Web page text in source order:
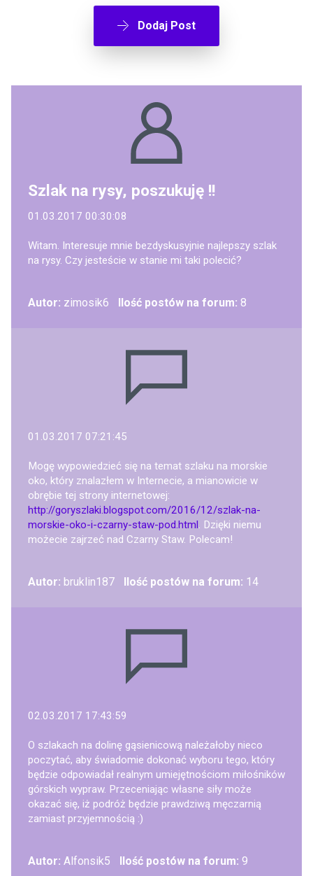
Dodaj Post
Szlak na rysy, poszukuję !!
01.03.2017 00:30:08
Witam. Interesuje mnie bezdyskusyjnie najlepszy szlak
na rysy. Czy jesteście w stanie mi taki polecić?
Autor: zimosik6 Ilość postów na forum: 8
01.03.2017 07:21:45
Mogę wypowiedzieć się na temat szlaku na morskie
oko, który znalazłem w Internecie, a mianowicie w
obrębie tej strony internetowej:
http://goryszlaki.blogspot.com/2016/12/szlak-na-
morskie-oko-i-czarny-staw-pod.html. Dzięki niemu
możecie zajrzeć nad Czarny Staw. Polecam!
Autor: bruklin187 Ilość postów na forum: 14
02.03.2017 17:43:59
O szlakach na dolinę gąsienicową należałoby nieco
poczytać, aby świadomie dokonać wyboru tego, który
będzie odpowiadał realnym umiejętnościom miłośników
górskich wypraw. Przeceniając własne siły może
okazać się, iż podróż będzie prawdziwą męczarnią
zamiast przyjemnością :)
Autor: Alfonsik5 Ilość postów na forum: 9